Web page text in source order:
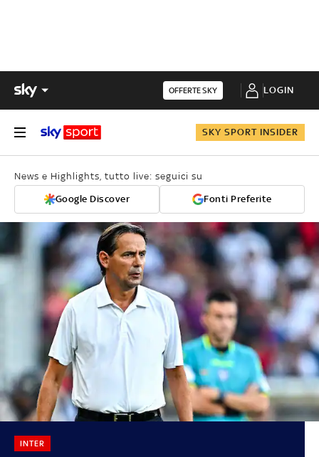
OFFERTE SKY LOGIN
SKY SPORT INSIDER
News e Highlights, tutto live: seguici su
Google Discover Fonti Preferite
INTER